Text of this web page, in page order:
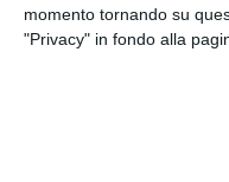
momento tornando su
"Privacy" in fondo alla
Facebook,